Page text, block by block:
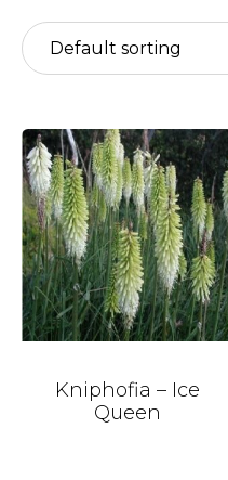
Kniphofia – Ice
Queen